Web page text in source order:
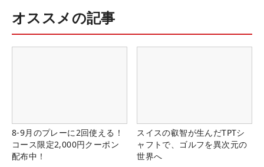
オススメの記事
8-9月のプレーに2回使える！
コース限定2,000円クーポン
配布中！
スイスの叡智が生んだTPTシ
ャフトで、ゴルフを異次元の
世界へ